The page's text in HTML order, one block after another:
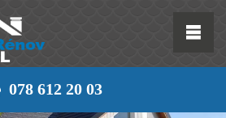
078 612 20 03